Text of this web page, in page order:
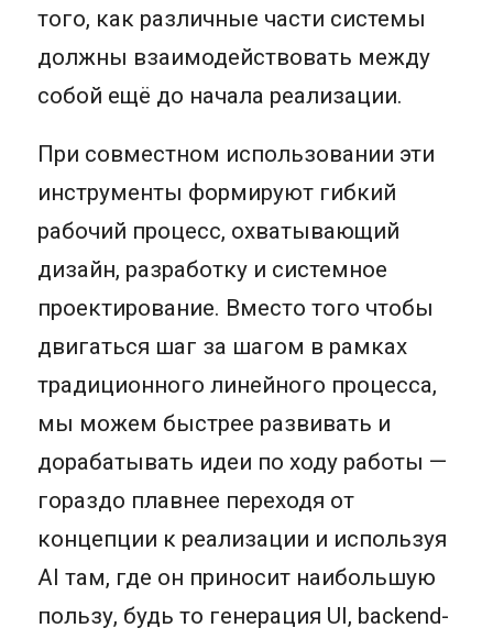
того, как различные части системы
должны взаимодействовать между
собой ещё до начала реализации.
При совместном использовании эти
инструменты формируют гибкий
рабочий процесс, охватывающий
дизайн, разработку и системное
проектирование. Вместо того чтобы
двигаться шаг за шагом в рамках
традиционного линейного процесса,
мы можем быстрее развивать и
дорабатывать идеи по ходу работы —
гораздо плавнее переходя от
концепции к реализации и используя
AI там, где он приносит наибольшую
пользу, будь то генерация UI, backend-